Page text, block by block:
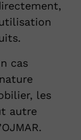
cas
les
autre